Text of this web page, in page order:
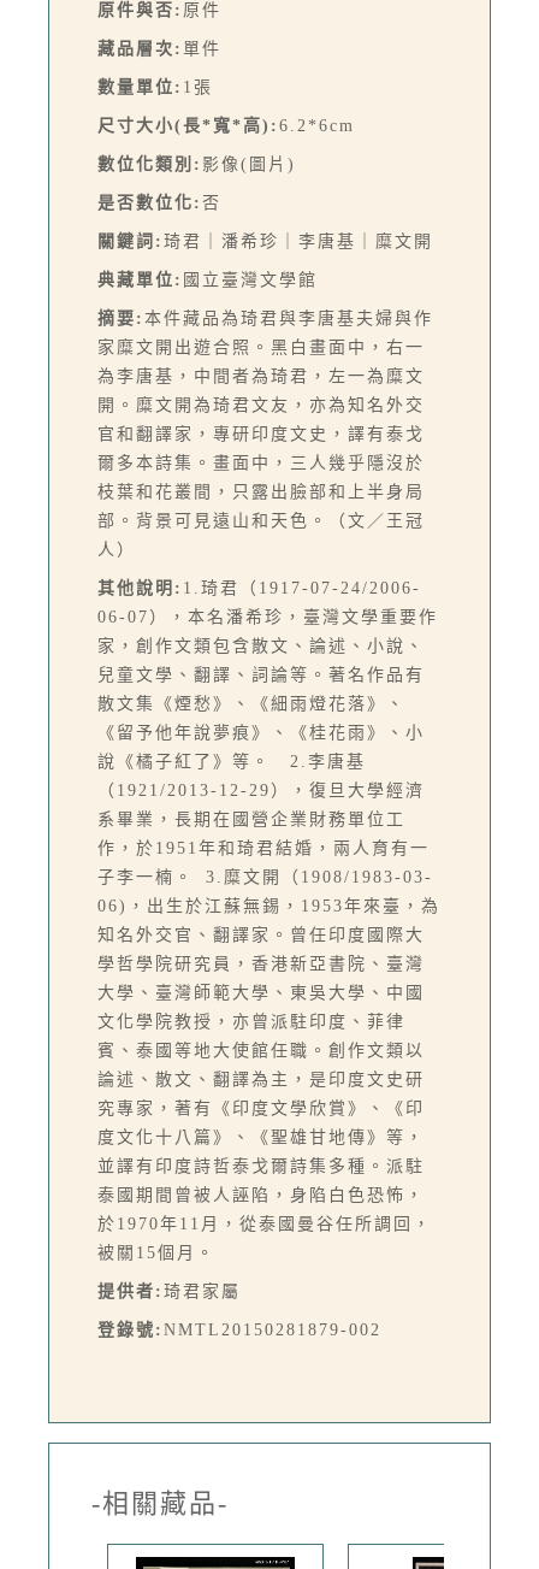
原件與否: 原件
藏品層次: 單件
數量單位: 1張
尺寸大小(長*寬*高): 6.2*6cm
數位化類別: 影像(圖片)
是否數位化: 否
關鍵詞: 琦君｜潘希珍｜李唐基｜糜文開
典藏單位: 國立臺灣文學館
摘要: 本件藏品為琦君與李唐基夫婦與作
家糜文開出遊合照。黑白畫面中，右一
為李唐基，中間者為琦君，左一為糜文
開。糜文開為琦君文友，亦為知名外交
官和翻譯家，專研印度文史，譯有泰戈
爾多本詩集。畫面中，三人幾乎隱沒於
枝葉和花叢間，只露出臉部和上半身局
部。背景可見遠山和天色。（文／王冠
人）
其他說明: 1.琦君（1917-07-24/2006-
06-07），本名潘希珍，臺灣文學重要作
家，創作文類包含散文、論述、小說、
兒童文學、翻譯、詞論等。著名作品有
散文集《煙愁》、《細雨燈花落》、
《留予他年說夢痕》、《桂花雨》、小
說《橘子紅了》等。 2.李唐基
（1921/2013-12-29），復旦大學經濟
系畢業，長期在國營企業財務單位工
作，於1951年和琦君結婚，兩人育有一
子李一楠。 3.糜文開（1908/1983-03-
06)，出生於江蘇無錫，1953年來臺，為
知名外交官、翻譯家。曾任印度國際大
學哲學院研究員，香港新亞書院、臺灣
大學、臺灣師範大學、東吳大學、中國
文化學院教授，亦曾派駐印度、菲律
賓、泰國等地大使館任職。創作文類以
論述、散文、翻譯為主，是印度文史研
究專家，著有《印度文學欣賞》、《印
度文化十八篇》、《聖雄甘地傳》等，
並譯有印度詩哲泰戈爾詩集多種。派駐
泰國期間曾被人誣陷，身陷白色恐怖，
於1970年11月，從泰國曼谷任所調回，
被關15個月。
提供者: 琦君家屬
登錄號: NMTL20150281879-002
-相關藏品-